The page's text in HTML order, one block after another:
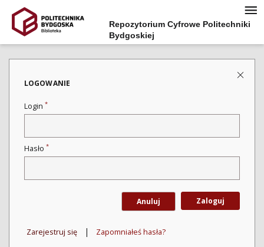
Repozytorium Cyfrowe Politechniki
Bydgoskiej
LOGOWANIE
Login *
Hasło *
Anuluj Zaloguj
Zarejestruj się | Zapomniałeś hasła?